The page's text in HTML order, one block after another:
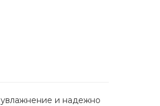
увлажнение и надежно